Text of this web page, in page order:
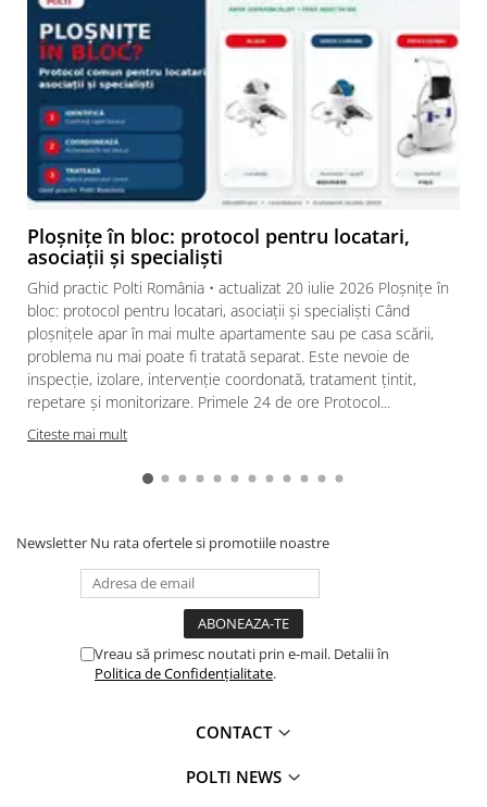
Ploșnițe în bloc: protocol pentru locatari,
asociații și specialiști
Ghid practic Polti România • actualizat 20 iulie 2026 Ploșnițe în
bloc: protocol pentru locatari, asociații și specialiști Când
ploșnițele apar în mai multe apartamente sau pe casa scării,
problema nu mai poate fi tratată separat. Este nevoie de
inspecție, izolare, intervenție coordonată, tratament țintit,
repetare și monitorizare. Primele 24 de ore Protocol...
Citeste mai mult
Newsletter Nu rata ofertele si promotiile noastre
Vreau să primesc noutati prin e-mail. Detalii în
Politica de Confidențialitate.
CONTACT
POLTI NEWS